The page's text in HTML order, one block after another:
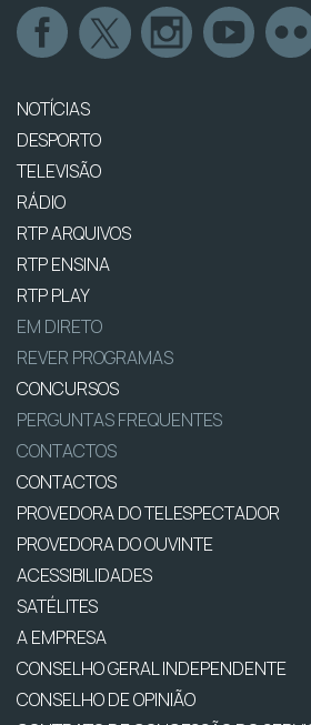
NOTÍCIAS
DESPORTO
TELEVISÃO
RÁDIO
RTP ARQUIVOS
RTP ENSINA
RTP PLAY
EM DIRETO
REVER PROGRAMAS
CONCURSOS
PERGUNTAS FREQUENTES
CONTACTOS
CONTACTOS
PROVEDORA DO TELESPECTADOR
PROVEDORA DO OUVINTE
ACESSIBILIDADES
SATÉLITES
A EMPRESA
CONSELHO GERAL INDEPENDENTE
CONSELHO DE OPINIÃO